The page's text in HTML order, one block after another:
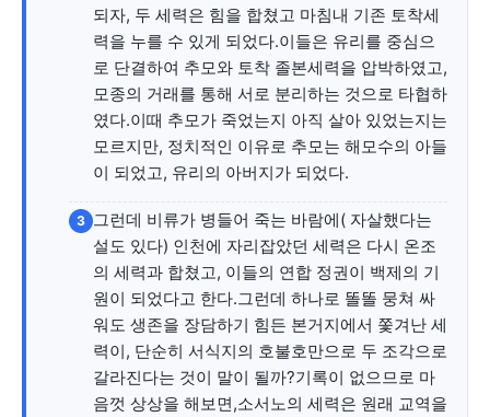
되자, 두 세력은 힘을 합쳤고 마침내 기존 토착세
력을 누를 수 있게 되었다.이들은 유리를 중심으
로 단결하여 추모와 토착 졸본세력을 압박하였고,
모종의 거래를 통해 서로 분리하는 것으로 타협하
였다.이때 추모가 죽었는지 아직 살아 있었는지는
모르지만, 정치적인 이유로 추모는 해모수의 아들
이 되었고, 유리의 아버지가 되었다.
3 그런데 비류가 병들어 죽는 바람에( 자살했다는
설도 있다) 인천에 자리잡았던 세력은 다시 온조
의 세력과 합쳤고, 이들의 연합 정권이 백제의 기
원이 되었다고 한다.그런데 하나로 똘똘 뭉쳐 싸
워도 생존을 장담하기 힘든 본거지에서 쫓겨난 세
력이, 단순히 서식지의 호불호만으로 두 조각으로
갈라진다는 것이 말이 될까?기록이 없으므로 마
음껏 상상을 해보면,소서노의 세력은 원래 교역을